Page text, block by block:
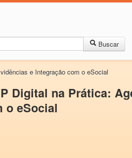
Buscar
e Integração com o eSocial
Digital na Prática:
o eSocial